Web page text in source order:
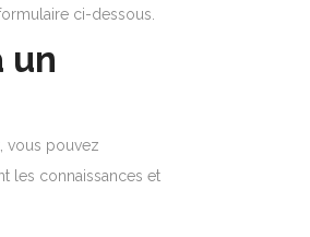
ci-dessous.
un
vous pouvez
les connaissances et